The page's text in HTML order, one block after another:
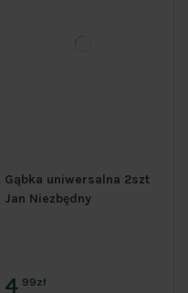
Gąbka uniwersalna 2szt
Jan Niezbędny
4 99zł